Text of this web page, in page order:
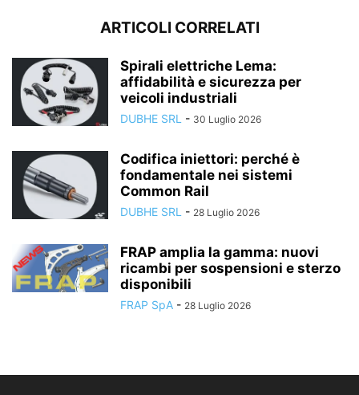
ARTICOLI CORRELATI
Spirali elettriche Lema:
affidabilità e sicurezza per
veicoli industriali
DUBHE SRL - 30 Luglio 2026
Codifica iniettori: perché è
fondamentale nei sistemi
Common Rail
DUBHE SRL - 28 Luglio 2026
FRAP amplia la gamma: nuovi
ricambi per sospensioni e sterzo
disponibili
FRAP SpA - 28 Luglio 2026